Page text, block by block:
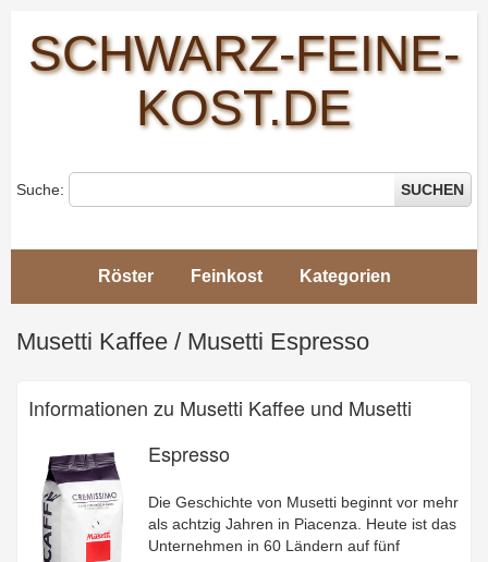
SCHWARZ-FEINE-
KOST.DE
Suche: SUCHEN
Schwarz-
Kost>
Musetti
Röster Feinkost Kategorien
Musetti Kaffee / Musetti Espresso
Informationen zu Musetti Kaffee und Musetti
Espresso
Die Geschichte von Musetti beginnt vor mehr
als achtzig Jahren in Piacenza. Heute ist das
Unternehmen in 60 Ländern auf fünf